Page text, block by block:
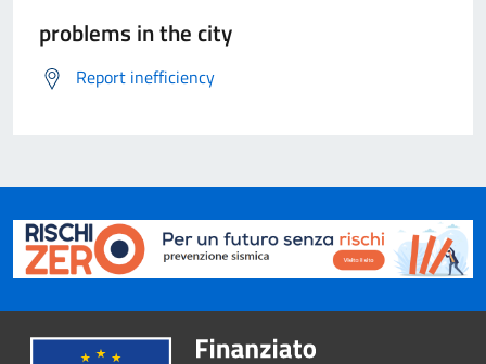
problems in the city
Report inefficiency